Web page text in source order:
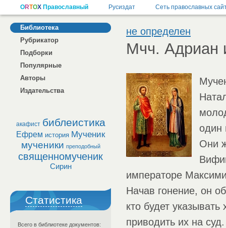
Библиотека
Рубрикатор
Подборки
Популярные
Авторы
Издательства
акафист библеистика
Ефрем история Мученик
мученики преподобный
священномученик
Сирин
Статистика
Всего в библиотеке документов:
не определен
Мчч. Адриан
один
Они
императоре
Начав гонение, он
кто будет указывать
приводить их на